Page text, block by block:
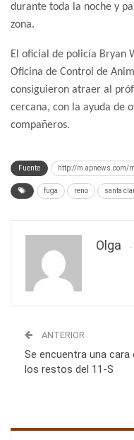
durante toda la noche y
zona.
El oficial de policía Bryan
Oficina de Control de
consiguieron atraer al
cercana, con la ayuda de
compañeros.
Fuente http://m.apnews.com/
fuga reno santa
Olga
ANTERIOR
Se encuentra una cara
los restos del 11-S